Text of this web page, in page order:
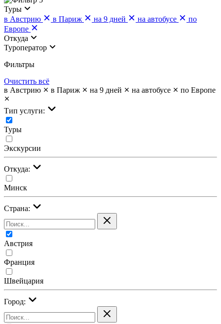
Туры
в Австрию
в Париж на 9 дней на автобусе
по
Европе
Откуда
Туроператор
Фильтры
Очистить всё
в Австрию
в Париж на 9 дней на автобусе по Европе
Тип услуги:
Туры
Экскурсии
Откуда:
Минск
Страна:
Австрия
Франция
Швейцария
Город: